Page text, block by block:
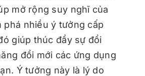
mở rộng suy nghĩ của
phá nhiều ý tưởng cấp
giúp thúc đẩy sự đổi
đổi mới các ứng dụng
Ý tưởng này là lý do